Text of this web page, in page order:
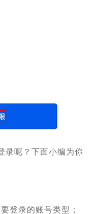
录呢？下面小编为你
登录的账号类型；